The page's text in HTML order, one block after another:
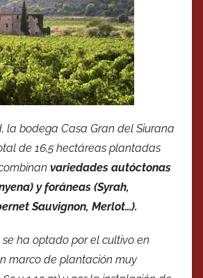
la bodega Casa Gran del Siurana
de 16,5 hectáreas plantadas
variedades autóctonas
y foráneas (Syrah,
Sauvignon, Merlot…).
se ha optado por el cultivo en
marco de plantación muy